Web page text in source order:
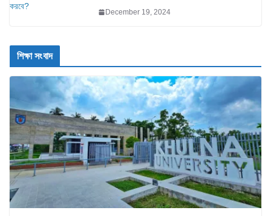
December 19, 2024
শিক্ষা সংবাদ